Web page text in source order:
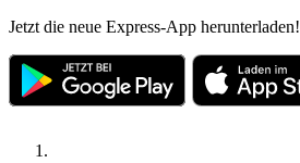
Jetzt die neue Express-App herunterladen!